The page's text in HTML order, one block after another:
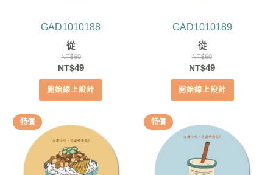
GAD1010188
從
NT$60
原
始
價
格：
NT$49目
前
價
格：
開始線上設計
GAD1010189
從
NT$60
原
始
價
格：
NT$49目
前
價
格：
開始線上設計
特價 特價